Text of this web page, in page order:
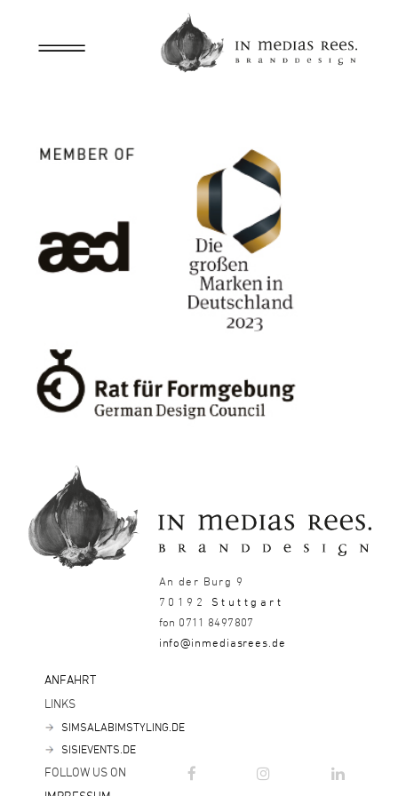
An der Burg 9
70192 Stuttgart
fon 0711 8497807
info@inmediasrees.de
ANFAHRT
LINKS
SIMSALABIMSTYLING.DE
SISIEVENTS.DE
FOLLOW US ON